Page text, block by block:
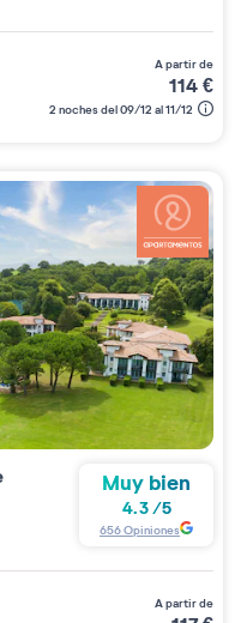
a partir de
114€
2 noches del 09/12 al 11/12
Muy bien
4.3/5
656Opiniones
a partir de